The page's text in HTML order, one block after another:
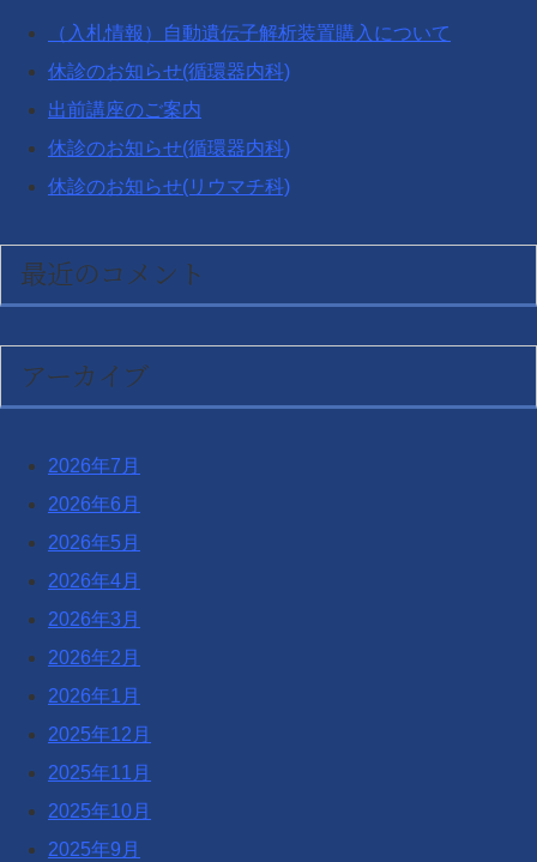
（入札情報）自動遺伝子解析装置購入について
休診のお知らせ(循環器内科)
出前講座のご案内
休診のお知らせ(循環器内科)
休診のお知らせ(リウマチ科)
最近のコメント
アーカイブ
2026年7月
2026年6月
2026年5月
2026年4月
2026年3月
2026年2月
2026年1月
2025年12月
2025年11月
2025年10月
2025年9月